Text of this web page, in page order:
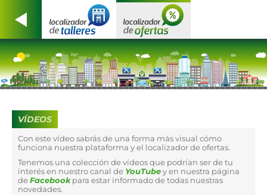
VÍDEOS
Con este vídeo sabrás de una forma más visual cómo
funciona nuestra plataforma y el localizador de ofertas.
Tenemos una colección de vídeos que podrían ser de tu
interés en nuestro canal de YouTubey en nuestra página
deFacebookpara estar informado de todas nuestras
novedades.